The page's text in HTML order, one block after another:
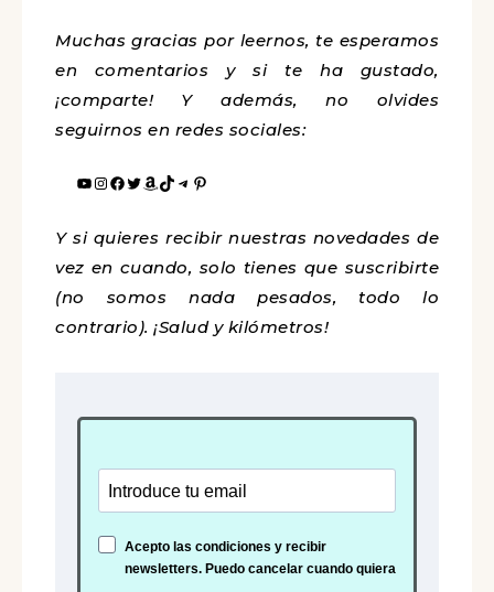
Muchas gracias por leernos, te esperamos
en comentarios y si te ha gustado,
¡comparte! Y además, no olvides
seguirnos en redes sociales:
Y si quieres recibir nuestras novedades de
vez en cuando, solo tienes que suscribirte
(no somos nada pesados, todo lo
contrario). ¡Salud y kilómetros!